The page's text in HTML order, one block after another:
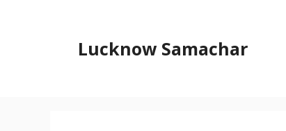
Lucknow Samachar